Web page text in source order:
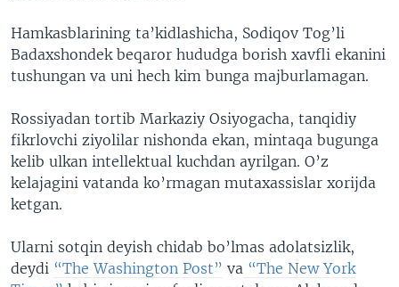
Hamkasblarining ta’kidlashicha, Sodiqov Tog’li
Badaxshondek beqaror hududga borish xavfli ekanini
tushungan va uni hech kim bunga majburlamagan.
Rossiyadan tortib Markaziy Osiyogacha, tanqidiy
fikrlovchi ziyolilar nishonda ekan, mintaqa bugunga
kelib ulkan intellektual kuchdan ayrilgan. O’z
kelajagini vatanda ko’rmagan mutaxassislar xorijda
ketgan.
Ularni sotqin deyish chidab bo’lmas adolatsizlik,
deydi “The Washington Post” va “The New York